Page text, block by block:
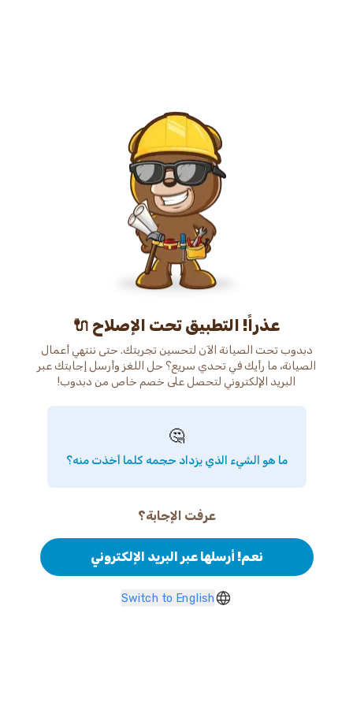
عذراً! التطبيق تحت الإصلاح 🔌
دبدوب تحت الصيانة الآن لتحسين تجربتك. حتى ننتهي أعمال
الصيانة، ما رأيك في تحدي سريع؟ حل اللغز وأرسل إجابتك عبر
البريد الإلكتروني لتحصل على خصم خاص من دبدوب!
🤔
ما هو الشيء الذي يزداد حجمه كلما أخذت منه؟
عرفت الإجابة؟
نعم! أرسلها عبر البريد الإلكتروني
Switch to English